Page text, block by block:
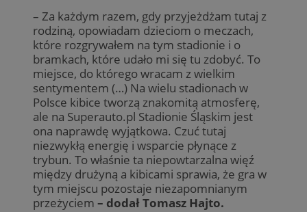
– Za każdym razem, gdy przyjeżdżam tutaj z
rodziną, opowiadam dzieciom o meczach,
które rozgrywałem na tym stadionie i o
bramkach, które udało mi się tu zdobyć. To
miejsce, do którego wracam z wielkim
sentymentem (…) Na wielu stadionach w
Polsce kibice tworzą znakomitą atmosferę,
ale na Superauto.pl Stadionie Śląskim jest
ona naprawdę wyjątkowa. Czuć tutaj
niezwykłą energię i wsparcie płynące z
trybun. To właśnie ta niepowtarzalna więź
między drużyną a kibicami sprawia, że gra w
tym miejscu pozostaje niezapomnianym
przeżyciem – dodał Tomasz Hajto.